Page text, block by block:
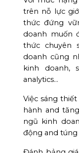
trên nỗ lực
thức đứng
doanh muốn
thức chuyên
doanh cũng
kinh doanh,
analytics…
Việc sáng
hành and
ngũ kinh
động and túng